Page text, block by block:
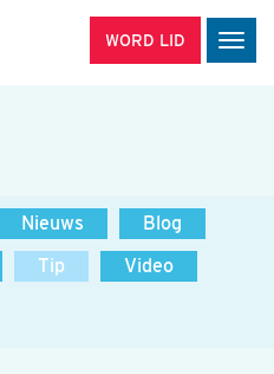
WORD LID
Nieuws
Blog
Tip
Video